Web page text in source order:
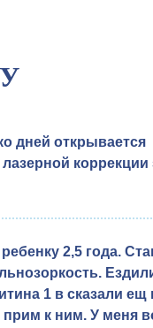
дней открывается
коррекции
2,5 года.
1 в сказали ещ
прим к ним. У меня